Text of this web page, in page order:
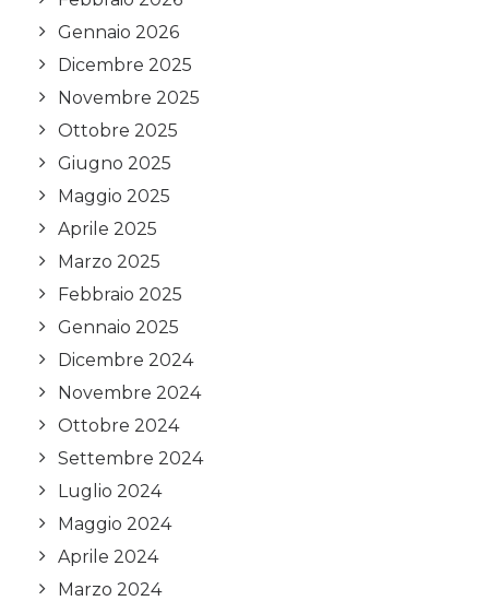
Gennaio 2026
Dicembre 2025
Novembre 2025
Ottobre 2025
Giugno 2025
Maggio 2025
Aprile 2025
Marzo 2025
Febbraio 2025
Gennaio 2025
Dicembre 2024
Novembre 2024
Ottobre 2024
Settembre 2024
Luglio 2024
Maggio 2024
Aprile 2024
Marzo 2024